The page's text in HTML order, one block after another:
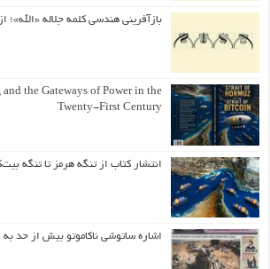
بازآفرینی هندسی کلمه جلاله «الله»؛
and the Gateways of Power in the
Twenty-First Century
انتشار کتاب از تنگه هرمز تا تنگه
اشاره ساتوشی ناکاموتو بیش از حد